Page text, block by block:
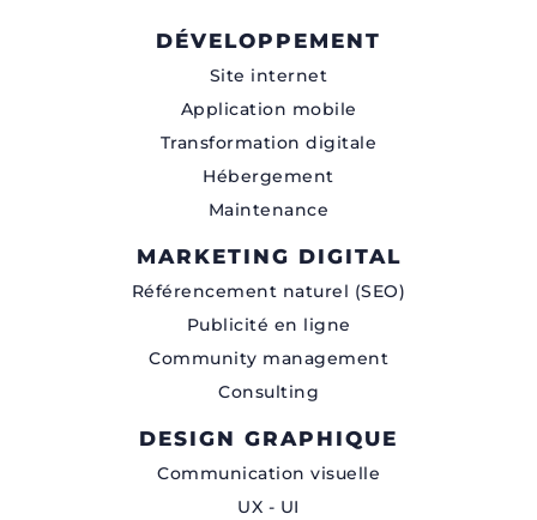
DÉVELOPPEMENT
Site internet
Application mobile
Transformation digitale
Hébergement
Maintenance
MARKETING DIGITAL
Référencement naturel (SEO)
Publicité en ligne
Community management
Consulting
DESIGN GRAPHIQUE
Communication visuelle
UX - UI